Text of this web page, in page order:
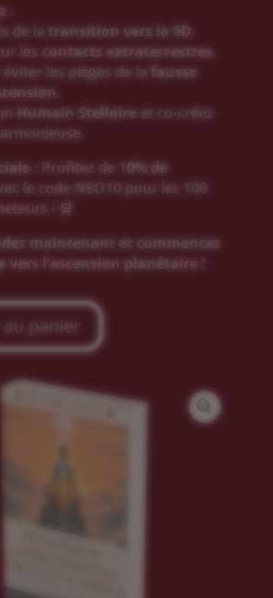
de la transition vers la 5D
les contacts extraterrestres
éviter les pièges de la fausse
Humain Stellaireet co-créez
: Profitez de 10% de
le code NEO10 pour les 100
! 🛒
maintenant et commencez
vers l’ascension planétaire !
panier